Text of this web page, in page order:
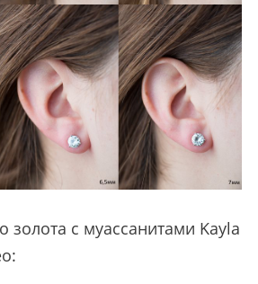
золота с муассанитами Kayla